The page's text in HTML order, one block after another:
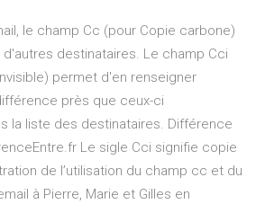
le champ Cc (pour Copie carbone)
destinataires. Le champ Cci
permet d'en renseigner
près que ceux-ci
la liste des destinataires. Différence
Le sigle Cci signifie copie
de l’utilisation du champ cc et du
à Pierre, Marie et Gilles en